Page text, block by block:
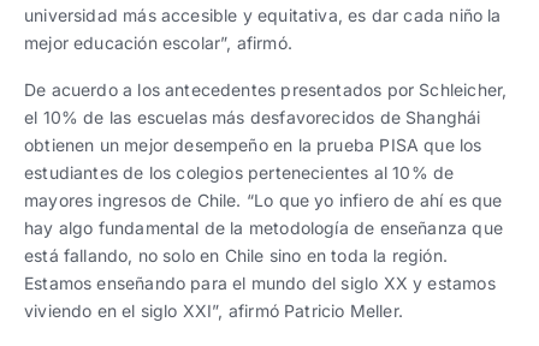
universidad más accesible y equitativa, es dar cada niño la
mejor educación escolar”, afirmó.
De acuerdo a los antecedentes presentados por Schleicher,
el 10% de las escuelas más desfavorecidos de Shanghái
obtienen un mejor desempeño en la prueba PISA que los
estudiantes de los colegios pertenecientes al 10% de
mayores ingresos de Chile. “Lo que yo infiero de ahí es que
hay algo fundamental de la metodología de enseñanza que
está fallando, no solo en Chile sino en toda la región.
Estamos enseñando para el mundo del siglo XX y estamos
viviendo en el siglo XXI”, afirmó Patricio Meller.